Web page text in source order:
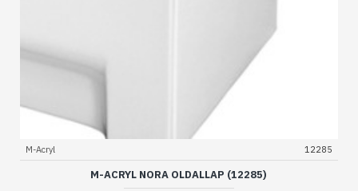
M-Acryl 12285
M-ACRYL NORA OLDALLAP (12285)